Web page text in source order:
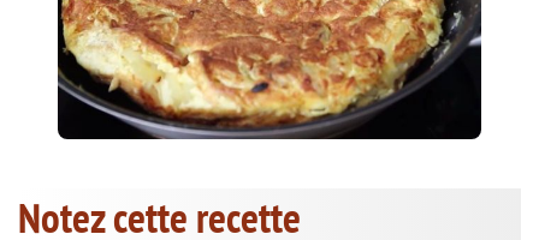
Notez cette recette